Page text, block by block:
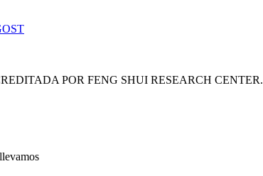
POR FENG SHUI RESEARCH CENTER.